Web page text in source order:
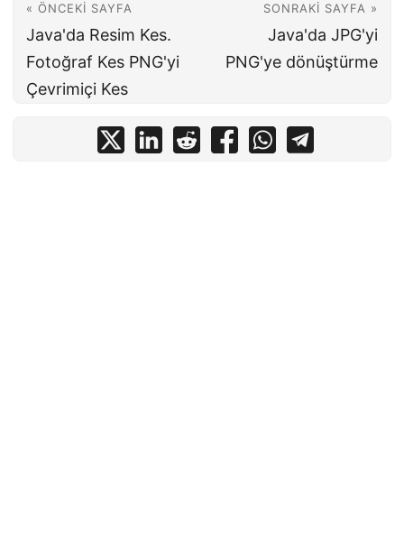
« ÖNCEKI SAYFA
Java'da Resim Kes.
Fotoğraf Kes PNG'yi
Çevrimiçi Kes
SONRAKI SAYFA »
Java'da JPG'yi
PNG'ye dönüştürme